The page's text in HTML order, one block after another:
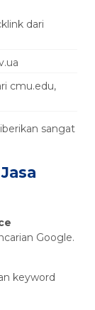
dari
cmu.edu,
sangat
Google.
keyword